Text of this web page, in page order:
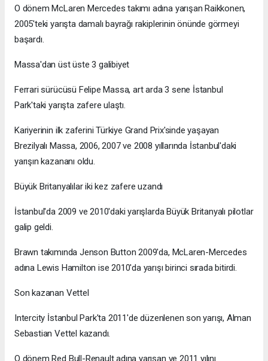
O dönem McLaren Mercedes takımı adına yarışan Raikkonen,
2005'teki yarışta damalı bayrağı rakiplerinin önünde görmeyi
başardı.
Massa'dan üst üste 3 galibiyet
Ferrari sürücüsü Felipe Massa, art arda 3 sene İstanbul
Park'taki yarışta zafere ulaştı.
Kariyerinin ilk zaferini Türkiye Grand Prix'sinde yaşayan
Brezilyalı Massa, 2006, 2007 ve 2008 yıllarında İstanbul'daki
yarışın kazananı oldu.
Büyük Britanyalılar iki kez zafere uzandı
İstanbul'da 2009 ve 2010'daki yarışlarda Büyük Britanyalı pilotlar
galip geldi.
Brawn takımında Jenson Button 2009'da, McLaren-Mercedes
adına Lewis Hamilton ise 2010'da yarışı birinci sırada bitirdi.
Son kazanan Vettel
Intercity İstanbul Park'ta 2011'de düzenlenen son yarışı, Alman
Sebastian Vettel kazandı.
O dönem Red Bull-Renault adına yarışan ve 2011 yılını